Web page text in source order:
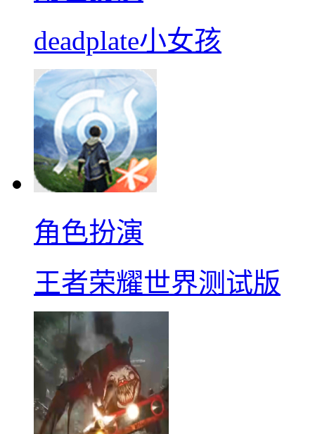
deadplate小女孩
角色扮演
王者荣耀世界测试版